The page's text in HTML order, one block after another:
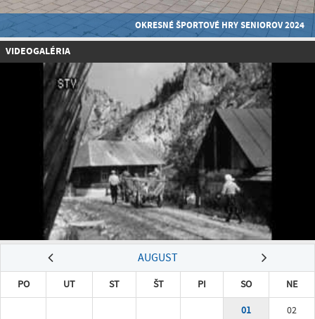
OKRESNÉ ŠPORTOVÉ HRY SENIOROV 2024
VIDEOGALÉRIA
AUGUST
PO UT ST ŠT PI SO
NE
01
02